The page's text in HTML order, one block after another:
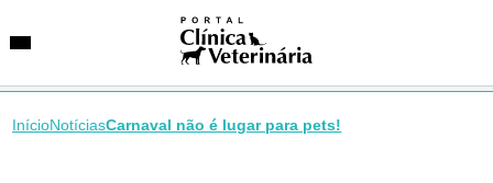
InícioNotíciasCarnaval não é lugar para pets!